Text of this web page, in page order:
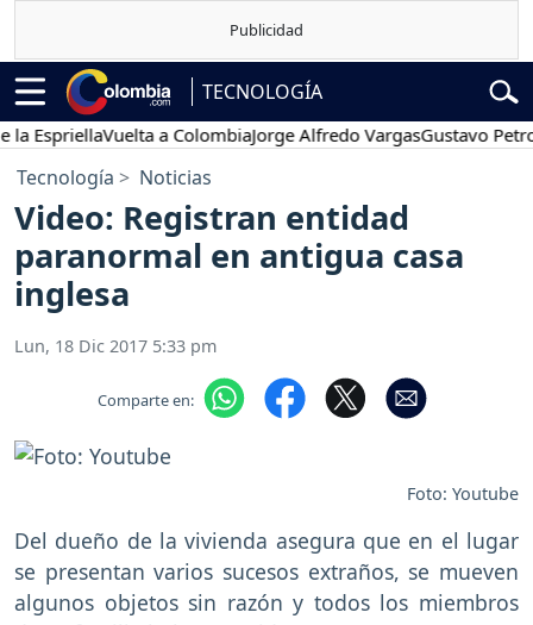
TECNOLOGÍA
Vuelta a ColombiaJorge Alfredo VargasGustavo Petro
Tecnología Noticias
Video: Registran entidad
paranormal en antigua casa
inglesa
Lun, 18 Dic 2017 5:33 pm
Comparte en:
Foto: Youtube
Del dueño de la vivienda asegura que en el lugar
se presentan varios sucesos extraños, se mueven
algunos objetos sin razón y todos los miembros